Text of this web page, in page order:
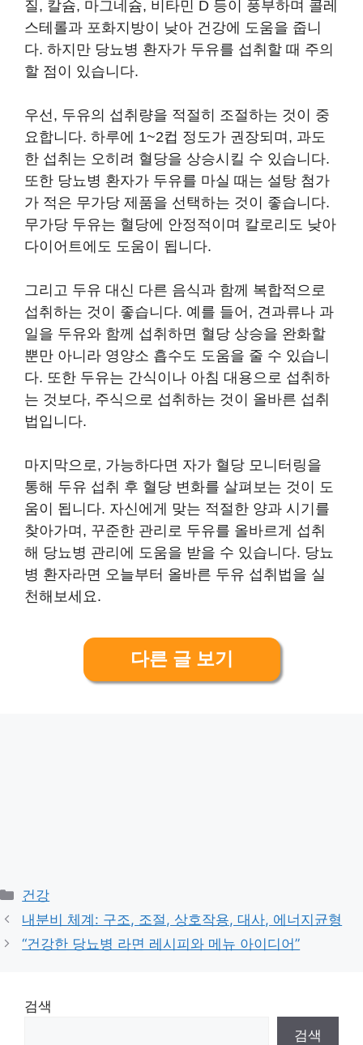
질, 칼슘, 마그네슘, 비타민 D 등이 풍부하며 콜레
스테롤과 포화지방이 낮아 건강에 도움을 줍니
다. 하지만 당뇨병 환자가 두유를 섭취할 때 주의
할 점이 있습니다.
우선, 두유의 섭취량을 적절히 조절하는 것이 중
요합니다. 하루에 1~2컵 정도가 권장되며, 과도
한 섭취는 오히려 혈당을 상승시킬 수 있습니다.
또한 당뇨병 환자가 두유를 마실 때는 설탕 첨가
가 적은 무가당 제품을 선택하는 것이 좋습니다.
무가당 두유는 혈당에 안정적이며 칼로리도 낮아
다이어트에도 도움이 됩니다.
그리고 두유 대신 다른 음식과 함께 복합적으로
섭취하는 것이 좋습니다. 예를 들어, 견과류나 과
일을 두유와 함께 섭취하면 혈당 상승을 완화할
뿐만 아니라 영양소 흡수도 도움을 줄 수 있습니
다. 또한 두유는 간식이나 아침 대용으로 섭취하
는 것보다, 주식으로 섭취하는 것이 올바른 섭취
법입니다.
마지막으로, 가능하다면 자가 혈당 모니터링을
통해 두유 섭취 후 혈당 변화를 살펴보는 것이 도
움이 됩니다. 자신에게 맞는 적절한 양과 시기를
찾아가며, 꾸준한 관리로 두유를 올바르게 섭취
해 당뇨병 관리에 도움을 받을 수 있습니다. 당뇨
병 환자라면 오늘부터 올바른 두유 섭취법을 실
천해보세요.
다른 글 보기
Categories
건강
내분비 체계: 구조, 조절, 상호작용, 대사, 에너지균형
“건강한 당뇨병 라면 레시피와 메뉴 아이디어”
검색
검색